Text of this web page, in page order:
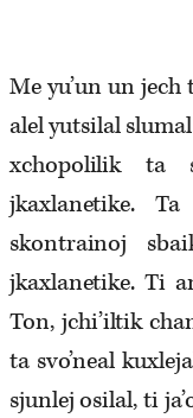
Me yu’un un
alel yutsilal
xchopolilik ta
jkaxlanetike. Ta
skontrainoj
jkaxlanetike. Ti
Ton, jchi’iltik
ta svo’neal
sjunlej osilal, ti